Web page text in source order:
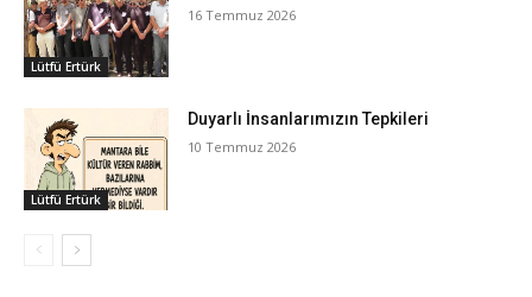
Lütfü Ertürk
16 Temmuz 2026
Lütfü Ertürk
Duyarlı İnsanlarımızın Tepkileri
10 Temmuz 2026